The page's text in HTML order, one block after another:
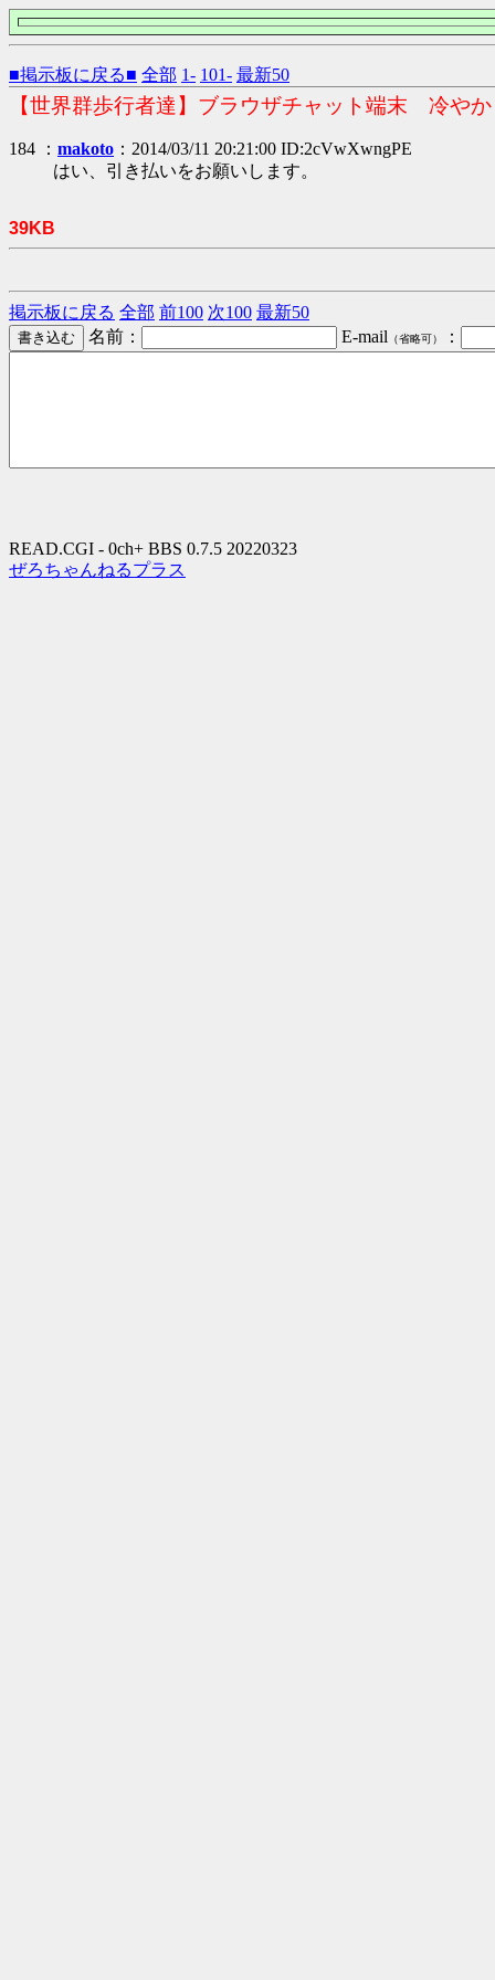
■掲示板に戻る■ 全部 1- 101- 最新50
【世界群歩行者達】ブラウザチャット端末 冷や
184 ： makoto ：2014/03/11 20:21:00 ID:2cVwXwngPE
はい、引き払いをお願いします。
39KB
掲示板に戻る 全部 前100 次100 最新50
名前：
E-mail （省略可） ：
READ.CGI - 0ch+ BBS 0.7.5 20220323
ぜろちゃんねるプラス